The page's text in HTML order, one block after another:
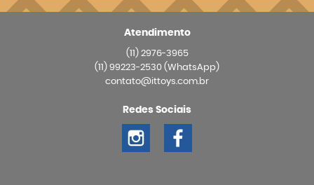
Atendimento
(11)2976-3965
(11) 99223-2530 (WhatsApp)
contato@ittoys.com.br
Redes Sociais